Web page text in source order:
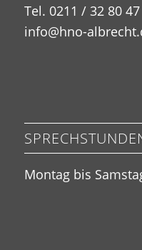
Tel. 0211 / 32 80 47
info@hno-
Montag bis